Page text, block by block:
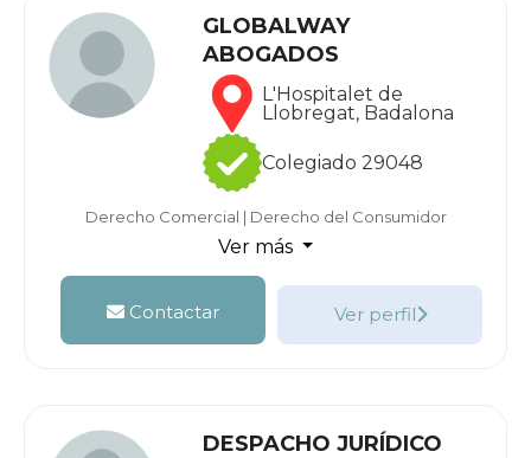
GLOBALWAY
ABOGADOS
L'Hospitalet de
Llobregat, Badalona
Colegiado 29048
Derecho Comercial | Derecho del Consumidor
Ver más
Contactar Ver perfil
DESPACHO JURÍDICO